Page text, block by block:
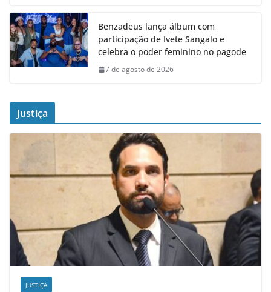
Benzadeus lança álbum com
participação de Ivete Sangalo e
celebra o poder feminino no pagode
7 de agosto de 2026
Justiça
JUSTIÇA